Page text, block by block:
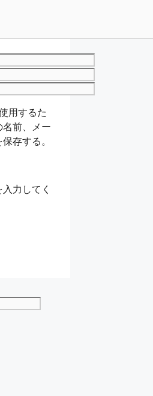
用するた
前、メー
存する。
力してく